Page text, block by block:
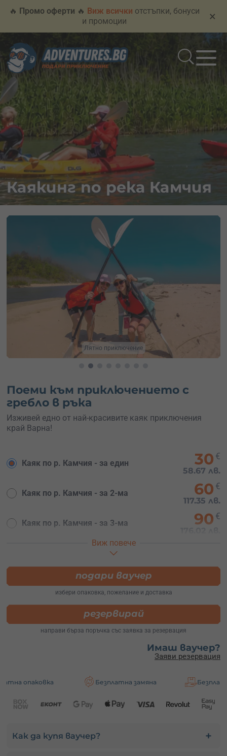
🔥 Промо оферти 🔥 Виж всички отстъпки, бонуси
и промоции
×
Каякинг по река Камчия
Каяк с инструктор
Поеми към приключението с
гребло в ръка
Изживей едно от най-красивите каяк приключения
край Варна!
Каяк по р. Камчия - за един 30 €
58.67 лв.
Каяк по р. Камчия - за 2-ма 60 €
117.35 лв.
Каяк по р. Камчия - за 3-ма 90 €
Каяк по р. Камчия - за 4-ма
Каяк по р. Камчия - за 5-ма
Каяк по р. Камчия - за 6-ма 180€
352.05 лв.
Виж повече
подари ваучер
избери опаковка, пожелание и доставка
резервирай
направи бърза поръчка със заявка за резервация
Имаш ваучер?
Заяви резервация
Безплатна замяна Безплатна доставка
Как да купя ваучер?